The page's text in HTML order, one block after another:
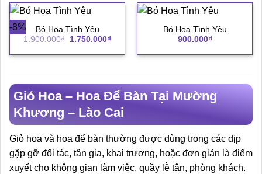
-8%
Bó Hoa Tình Yêu
1.900.000₫
Giá
là:
1.750.000₫Giá
tại
Bó Hoa Tình Yêu
900.000₫
Giỏ Hoa – Hoa Để Bàn Tại Mường
Khương – Lào Cai
Giỏ hoa và hoa để bàn thường được dùng trong các dịp
gặp gỡ đối tác, tân gia, khai trương, hoặc đơn giản là điểm
xuyết cho không gian làm việc, quầy lễ tân, phòng khách.